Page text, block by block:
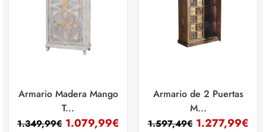
Armario Madera Mango
T...
1.349,99€ 1.079,99€
Armario de 2 Puertas
M...
1.597,49€ 1.277,99€